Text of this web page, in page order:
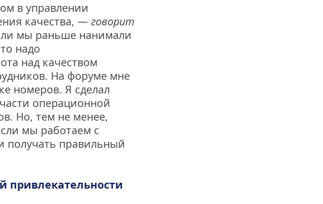
в управлении
качества, —
мы раньше нанимали
надо
над качеством
На форуме мне
номеров. Я сделал
операционной
Но, тем не менее,
мы работаем с
получать правильный
привлекательности